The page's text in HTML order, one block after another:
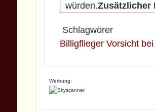
würden.Zusätzlicher
Schlagwörer
Billigflieger Vorsicht
Werbung: